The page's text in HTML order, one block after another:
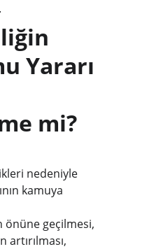
Yararı
mi?
nedeniyle
kamuya
önüne geçilmesi,